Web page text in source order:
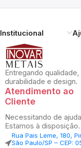
Institucional
Entregando qualidade,
durabilidade e design.
Atendimento ao
Cliente
Necessitando de
Estamos à disposição.
Rua Pais Leme, 180,
São Paulo/SP – CEP: